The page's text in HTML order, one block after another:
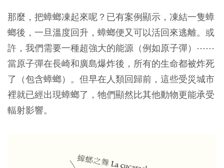
那麼， 把蟑螂凍起來呢？已有案例顯示，凍結一隻蟑
螂後，一旦溫度回升，蟑螂便又可以活回來逃離。 或
許，我們需要一種超強大的能源（例如原子彈）⋯⋯
當原子彈在長崎和廣島爆炸後，所有的生命都被炸死
了（包含蟑螂）。但早在人類回歸前，這些受災城市
裡就已經出現蟑螂了，牠們顯然比其他動物更能承受
輻射影響。